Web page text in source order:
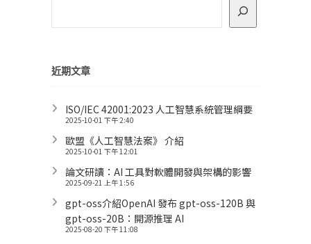
近期文章
ISO/IEC 42001:2023 人工智慧系統管理綱要
2025-10-01 下午 2:40
歐盟《人工智慧法案》 介紹
2025-10-01 下午 12:01
論文研讀：AI 工具對軟體開發與架構的影響
2025-09-21 上午 1:56
gpt-oss介紹OpenAI 發布 gpt-oss-120B 與
gpt-oss-20B：開源推理 AI
2025-08-20 下午 11:08